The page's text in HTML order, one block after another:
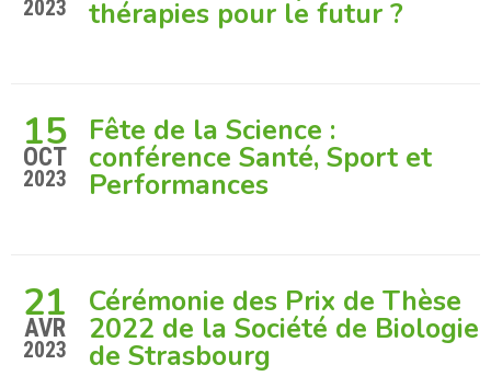
2023 thérapies pour le futur ?
15
OCT
2023
Fête de la Science :
conférence Santé, Sport et
Performances
21
AVR
2023
Cérémonie des Prix de Thèse
2022 de la Société de Biologie
de Strasbourg